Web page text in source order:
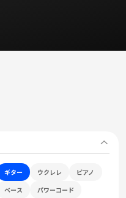
ギター ウクレレ
ピアノ
ベース
パワーコード